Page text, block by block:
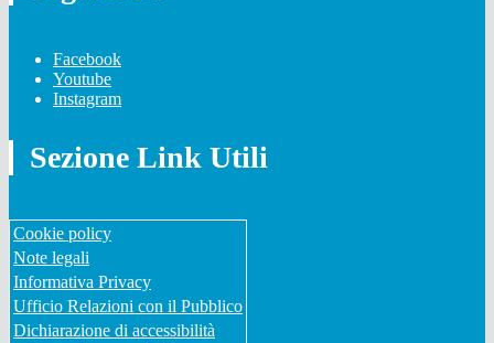
Facebook
Youtube
Instagram
Sezione Link Utili
Cookie policy
Note legali
Informativa Privacy
Ufficio Relazioni con il Pubblico
Dichiarazione di accessibilità